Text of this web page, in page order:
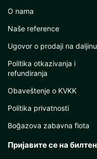
O nama
Naše reference
Ugovor o prodaji na daljinu
Politika otkazivanja i
refundiranja
Obaveštenje o KVKK
Politika privatnosti
Boğazova zabavna flota
Пријавите се на билтен